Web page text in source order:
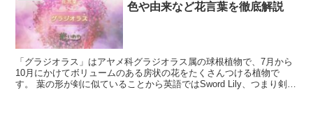
色や由来など花言葉を徹底解説
「グラジオラス」はアヤメ科グラジオラス属の球根植物で、7月から
10月にかけてボリュームのある房状の花をたくさんつける植物で
す。 葉の形が剣に似ていることから英語ではSword Lily、つまり剣の